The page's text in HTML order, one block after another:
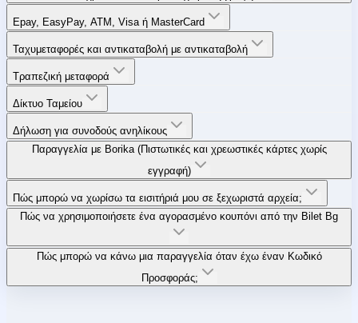
Epay, EasyPay, ATM, Visa ή MasterCard
Ταχυμεταφορές και αντικαταβολή με αντικαταβολή
Τραπεζική μεταφορά
Δίκτυο Ταμείου
Δήλωση για συνοδούς ανηλίκους
Παραγγελία με Borika (Πιστωτικές και χρεωστικές κάρτες χωρίς
εγγραφή)
Πώς μπορώ να χωρίσω τα εισιτήριά μου σε ξεχωριστά αρχεία;
Πώς να χρησιμοποιήσετε ένα αγορασμένο κουπόνι από την Bilet Bg
Πώς μπορώ να κάνω μια παραγγελία όταν έχω έναν Κωδικό
Προσφοράς;